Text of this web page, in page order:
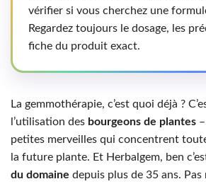
vérifier si vous cherchez une
Regardez toujours le dosage, les
fiche du produit exact.
La gemmothérapie, c’est quoi déjà ?
l’utilisation des bourgeons de plantes
petites merveilles qui concentrent
la future plante. Et Herbalgem, ben
du domaine depuis plus de 35 ans. Pas